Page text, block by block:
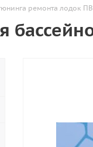
ремонта лодок